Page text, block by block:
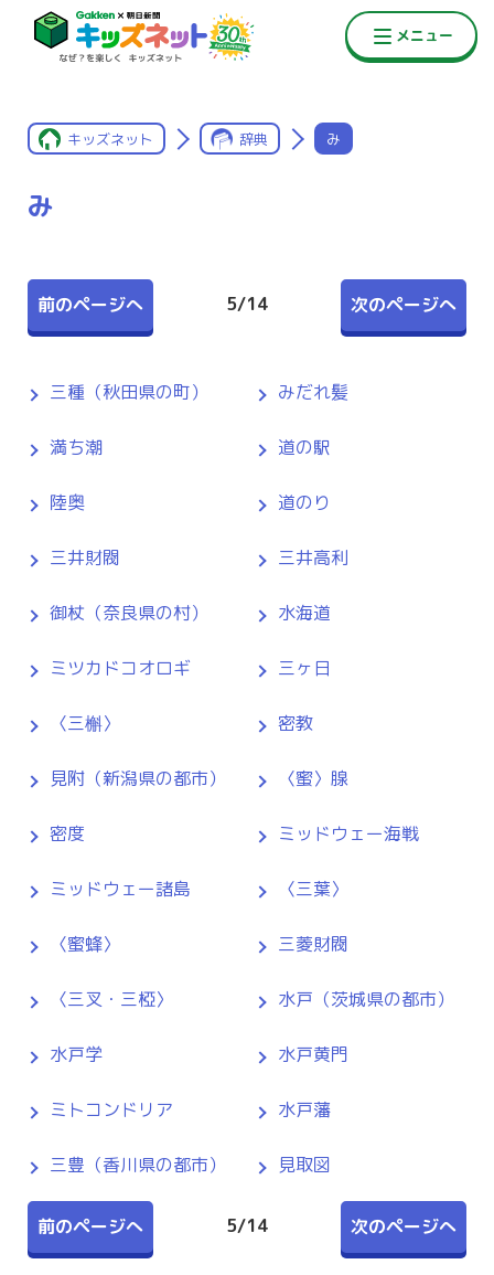
キッズネット 辞典 み
み
前のページへ 次のページへ
5/14
三種（秋田県の町） みだれ髪
満ち潮 道の駅
陸奥 道のり
三井財閥 三井高利
御杖（奈良県の村） 水海道
ミツカドコオロギ 三ヶ日
〈三槲〉 密教
見附（新潟県の都市） 〈蜜〉腺
密度 ミッドウェー海戦
ミッドウェー諸島 〈三葉〉
〈蜜蜂〉 三菱財閥
〈三叉・三椏〉 水戸（茨城県の都市）
水戸学 水戸黄門
ミトコンドリア 水戸藩
三豊（香川県の都市） 見取図
前のページへ 次のページへ
5/14